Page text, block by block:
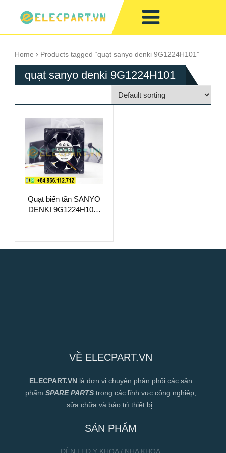
Home Products tagged “quạt sanyo denki 9G1224H101”
quạt sanyo denki 9G1224H101
Quạt biến tần SANYO
DENKI 9G1224H101,
VỀ ELECPART.VN
ELECPART.VN là đơn vị chuyên phân phối các sản
phẩm SPARE PARTStrong các lĩnh vực công nghiệp,
sửa chữa và bảo trì thiết bị.
SẢN PHẨM
ĐÈN LED Y KHOA / NHA KHOA